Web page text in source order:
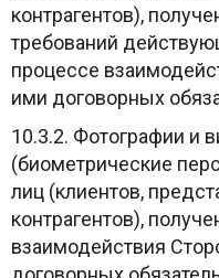
контрагентов),
требований
процессе
ими договорных
10.3.2. Фотографии и
(биометрические
лиц (клиентов,
контрагентов),
взаимодействия